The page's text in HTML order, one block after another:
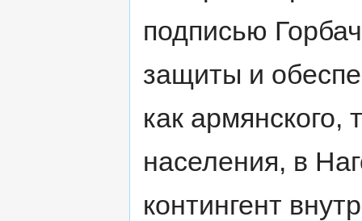
подписью
защиты и
как армянского,
населения, в
контингент